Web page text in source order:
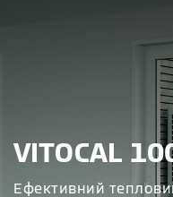
VITOCAL
Ефективний